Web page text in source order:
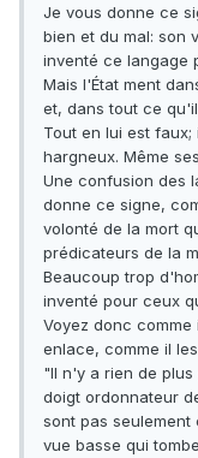
Je vous donne ce
bien et du mal: son
inventé ce langage
Mais l'État ment
et, dans tout ce
Tout en lui est
hargneux. Même
Une confusion des
donne ce signe,
volonté de la mort
prédicateurs de la
Beaucoup trop
inventé pour ceux
Voyez donc comme
enlace, comme il
"Il n'y a rien de
doigt ordonnateur
sont pas seulement
vue basse qui